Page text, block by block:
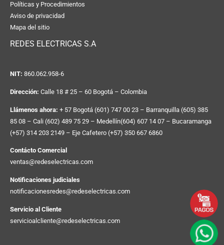
Políticas y Procedimientos
Aviso de privacidad
Mapa del sitio
REDES ELECTRICAS S.A
NIT: 860.062.958-6
Dirección: Calle 18 # 25 – 60 Bogotá – Colombia
Llámenos ahora: + 57 Bogotá (601) 747 00 23 – Barranquilla (605) 385
85 08 – Cali (602) 489 75 29 – Medellín(604) 607 14 07 – Bucaramanga
(+57) 314 203 2149 – Eje Cafetero (+57) 350 667 6860
Contácto Comercial
ventas@redeselectricas.com
Notificaciones judiciales
notificacionesredes@redeselectricas.com
Servicio al Cliente
servicioalcliente@redeselectricas.com